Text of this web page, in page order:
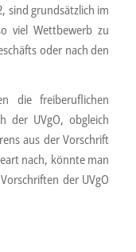
sind grundsätzlich im
viel Wettbewerb zu
oder nach den
die freiberuflichen
der UVgO, obgleich
aus der Vorschrift
nach, könnte man
der UVgO